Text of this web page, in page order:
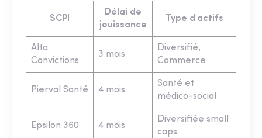
SCPI
Délai de
jouissance
Type d'actifs
Alta
Convictions
3 mois
Diversifié,
Commerce
Pierval Santé 4 mois
Santé et
médico-social
Epsilon 360 4 mois
Diversifiée small
caps